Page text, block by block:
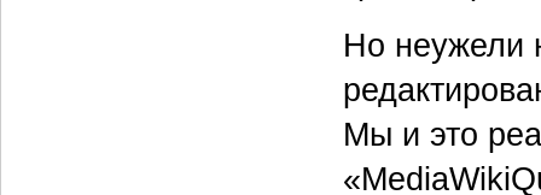
Но неужели
Мы и это